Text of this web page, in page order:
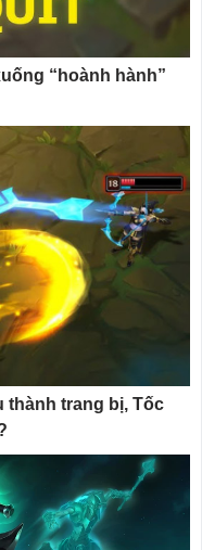
“hoành hành”
thành trang bị, Tốc